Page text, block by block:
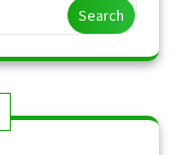
Search